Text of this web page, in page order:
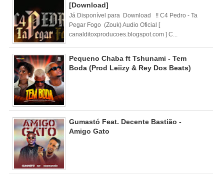
[Download]
Já Disponível para Download !! C4 Pedro - Ta
Pegar Fogo (Zouk) Audio Oficial [
canalditoxproducoes.blogspot.com ] C...
Pequeno Chaba ft Tshunami - Tem
Boda (Prod Leiizy & Rey Dos Beats)
Gumastó Feat. Decente Bastião -
Amigo Gato